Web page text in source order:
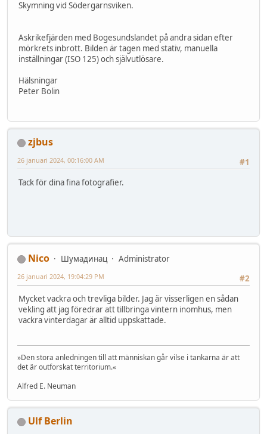
Skymning vid Södergarnsviken.
Askrikefjärden med Bogesundslandet på andra sidan efter
mörkrets inbrott. Bilden är tagen med stativ, manuella
inställningar (ISO 125) och självutlösare.
Hälsningar
Peter Bolin
zjbus
#1
26 januari 2024, 00:16:00 AM
Tack för dina fina fotografier.
Nico Шумадинац
Administrator
#2
26 januari 2024, 19:04:29 PM
Mycket vackra och trevliga bilder. Jag är visserligen en sådan
vekling att jag föredrar att tillbringa vintern inomhus, men
vackra vinterdagar är alltid uppskattade.
»Den stora anledningen till att människan går vilse i tankarna är att
det är outforskat territorium.«
Alfred E. Neuman
Ulf Berlin